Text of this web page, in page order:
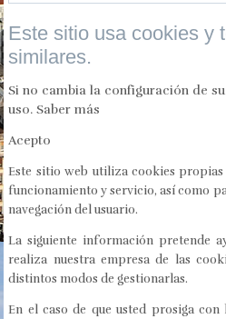
Este sitio usa cookies y
similares.
Si no cambia la configuración de
uso.Saber más
Acepto
Este sitio web utiliza cookies
funcionamiento y servicio, así como
navegación del usuario.
La siguiente información pretende
realiza nuestra empresa de las
distintos modos de gestionarlas.
En el caso de que usted prosiga